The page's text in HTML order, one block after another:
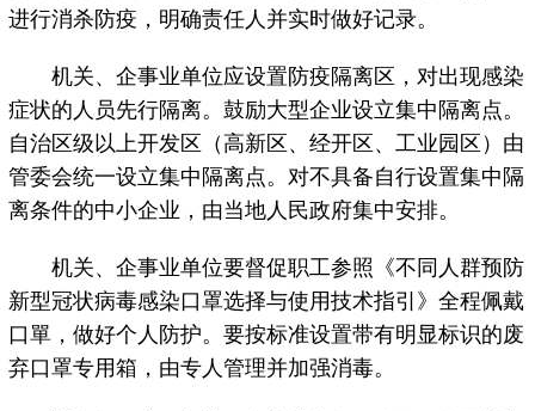
进行消杀防疫，明确责任人并实时做好记录。
机关、企事业单位应设置防疫隔离区，对出现感染
症状的人员先行隔离。鼓励大型企业设立集中隔离点。
自治区级以上开发区（高新区、经开区、工业园区）由
管委会统一设立集中隔离点。对不具备自行设置集中隔
离条件的中小企业，由当地人民政府集中安排。
机关、企事业单位要督促职工参照《不同人群预防
新型冠状病毒感染口罩选择与使用技术指引》全程佩戴
口單，做好个人防护。要按标准设置带有明显标识的废
弃口罩专用箱，由专人管理并加强消毒。